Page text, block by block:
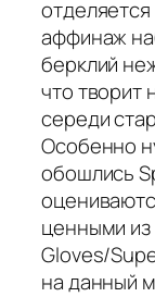
аффинаж
берклий
что творит
середи
Особенно
обошлись
ценными
Gloves/
на данный